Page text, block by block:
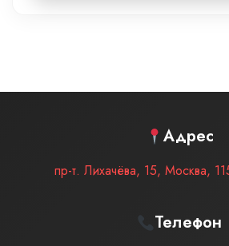
Адрес
пр-т. Лихачёва, 15, Москва,
Телефон